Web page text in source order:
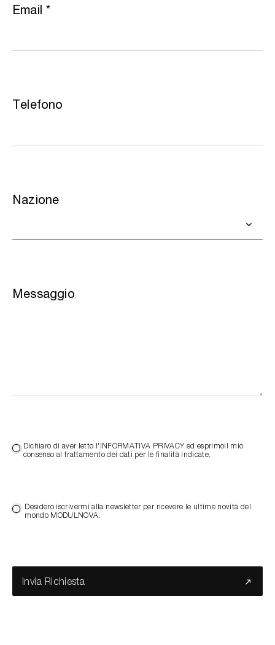
Email *
Telefono
Nazione
Messaggio
Dichiaro di aver letto l'INFORMATIVA PRIVACY ed esprimoil mio
consenso al trattamento dei dati per le finalità indicate.
Desidero iscrivermi alla newsletter per ricevere le ultime novità del
mondo MODULNOVA.
Invia Richiesta